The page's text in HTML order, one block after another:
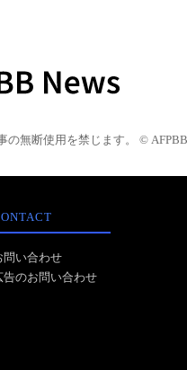
の無断使用を禁じます。 © AFPBB
問い合わせ
告のお問い合わせ